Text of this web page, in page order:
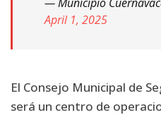
April 1, 2025
El Consejo Municipal de
será un centro de